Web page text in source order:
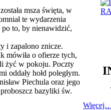
msza święta, w
te wydarzenia
to, by nienawidzić,
i zapalono znicze.
mówiła o ofierze tych,
żyć w pokoju. Poczty
oddały hołd poległym.
Piechula oraz jego
bazyliki św.